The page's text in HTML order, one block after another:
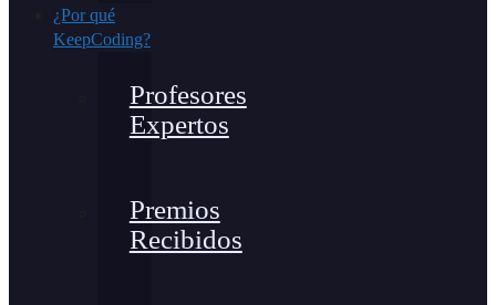
¿Por qué
KeepCoding?
Profesores
Expertos
Premios
Recibidos